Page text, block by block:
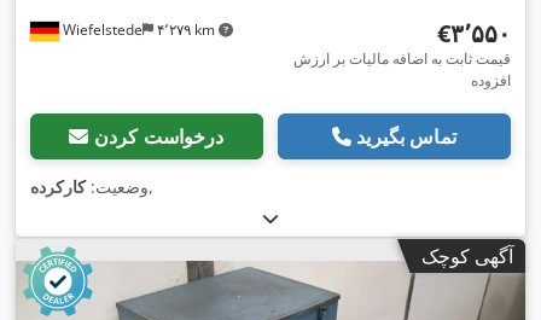
Wiefelstede ۴٬۲۷۹ km ‎€۳٬۵۵۰
قیمت ثابت به اضافه مالیات بر ارزش
افزوده
درخواست کردن تماس بگیرید
وضعیت:کارکرده ,
آگهی کوچک